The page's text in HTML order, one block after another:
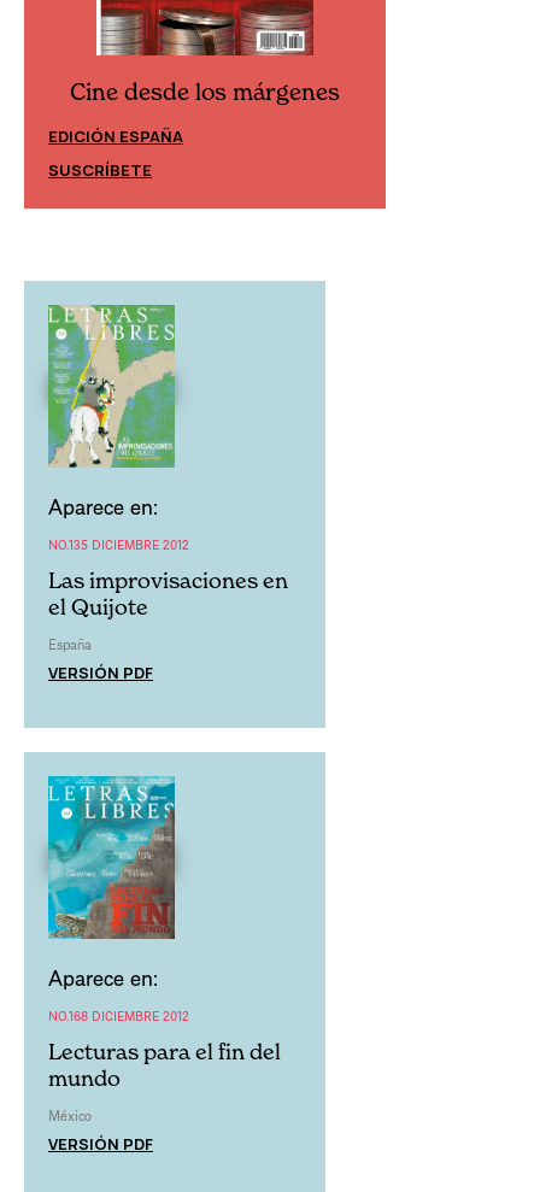
Cine desde los márgenes
EDICIÓN ESPAÑA
SUSCRÍBETE
Aparece en:
NO.135 DICIEMBRE 2012
Las improvisaciones en
el Quijote
España
VERSIÓN PDF
Aparece en:
NO.168 DICIEMBRE 2012
Lecturas para el fin del
mundo
México
VERSIÓN PDF